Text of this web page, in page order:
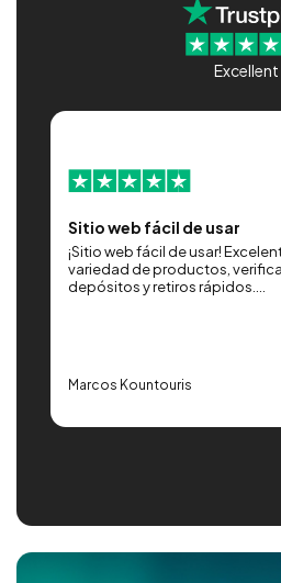
Excellent
Sitio web fácil de usar
¡Sitio web fácil de usar!
variedad de productos,
depósitos y retiros rápidos....
Marcos Kountouris